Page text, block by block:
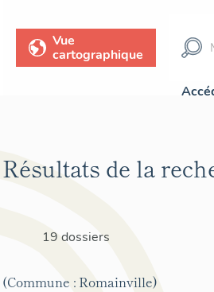
Vue
cartographique
Résultats de la
19 dossiers
(Commune : Romainville)